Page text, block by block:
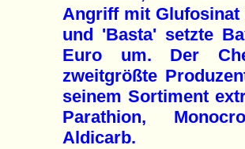
Angriff mit
und 'Basta' setzte
Euro um. Der
zweitgrößte
seinem Sortiment
Parathion,
Aldicarb.